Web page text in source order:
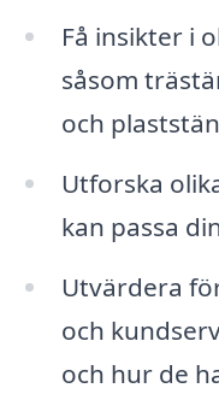
Få insikter i
såsom
och
Utforska
kan passa
Utvärdera
och
och hur de